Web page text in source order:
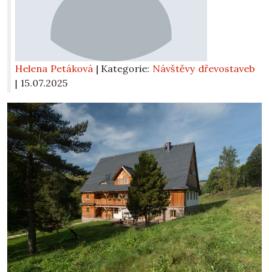
Helena Petáková | Kategorie: Návštěvy dřevostaveb
| 15.07.2025